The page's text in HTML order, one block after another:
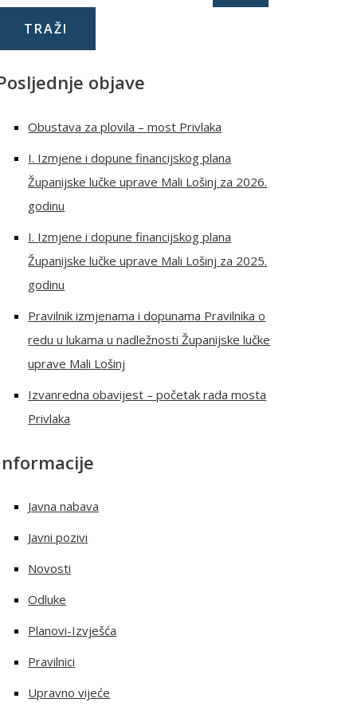
objave
Obustava za plovila – most Privlaka
I. Izmjene i dopune financijskog plana
Županijske lučke uprave Mali Lošinj za 2026.
godinu
I. Izmjene i dopune financijskog plana
Županijske lučke uprave Mali Lošinj za 2025.
godinu
Pravilnik izmjenama i dopunama Pravilnika o
redu u lukama u nadležnosti Županijske lučke
uprave Mali Lošinj
Izvanredna obavijest – početak rada mosta
Privlaka
Javna nabava
Javni pozivi
Novosti
Odluke
Planovi-Izvješća
Pravilnici
Upravno vijeće